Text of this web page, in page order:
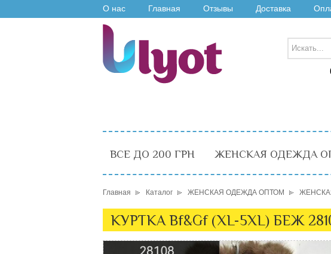
О нас Главная Отзывы Доставка
ВСЕ ДО 200 ГРН ЖЕНСКАЯ ОДЕЖДА
Главная Каталог ЖЕНСКАЯ ОДЕЖДА ОПТОМ
КУРТКА Bf&Gf (XL-5XL) БЕЖ